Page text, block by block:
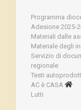
Programma
Adesione 2025-
Materiali dalle
Materiale degli
Servizio di
regionale
Testi
AC è CASA
Lutti